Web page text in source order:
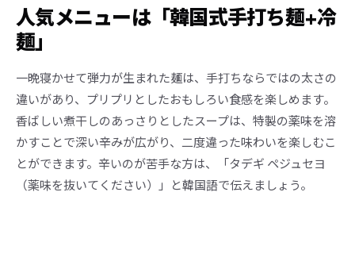
人気メニューは「韓国式手打ち麺+冷
麺」
一晩寝かせて弾力が生まれた麺は、手打ちならではの太さの
違いがあり、プリプリとしたおもしろい食感を楽しめます。
香ばしい煮干しのあっさりとしたスープは、特製の薬味を溶
かすことで深い辛みが広がり、二度違った味わいを楽しむこ
とができます。辛いのが苦手な方は、「タデギ ペジュセヨ
（薬味を抜いてください）」と韓国語で伝えましょう。